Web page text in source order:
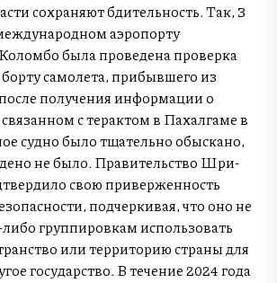
сохраняют бдительность. Так, 3
аэропорту
была проведена проверка
самолета, прибывшего из
получения информации о
с терактом в Пахалгаме в
судно было тщательно обыскано,
не было. Правительство Шри-
свою приверженность
подчеркивая, что оно не
группировкам использовать
или территорию страны для
государство. В течение 2024 года